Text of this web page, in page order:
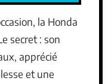
la Honda
secret : son
apprécié
et une